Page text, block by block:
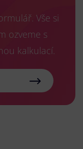
Vše si
ozveme s
kalkulací.